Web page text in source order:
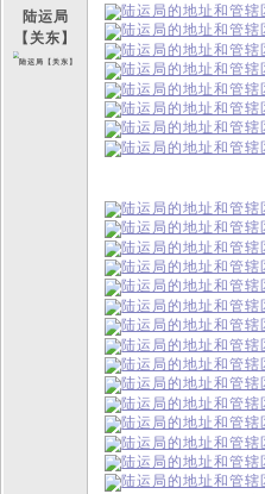
陆运局
【关东】